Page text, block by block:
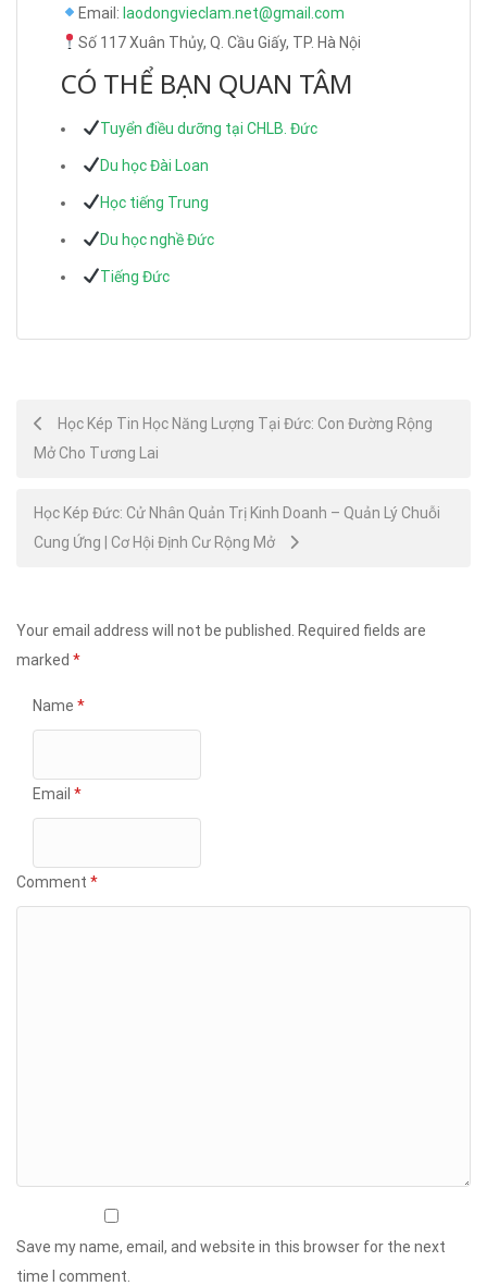
Email: laodongvieclam.net@gmail.com
Số 117 Xuân Thủy, Q. Cầu Giấy, TP. Hà Nội
CÓ THỂ BẠN QUAN TÂM
Tuyển điều dưỡng tại CHLB. Đức
Du học Đài Loan
Học tiếng Trung
Du học nghề Đức
Tiếng Đức
Post
navigation
Học Kép Tin Học Năng Lượng Tại Đức: Con Đường Rộng
Mở Cho Tương Lai
Học Kép Đức: Cử Nhân Quản Trị Kinh Doanh – Quản Lý Chuỗi
Cung Ứng | Cơ Hội Định Cư Rộng Mở
Your email address will not be published.
Required fields are
marked *
Name *
Email *
Comment *
Save my name, email, and website in this browser for the next
time I comment.